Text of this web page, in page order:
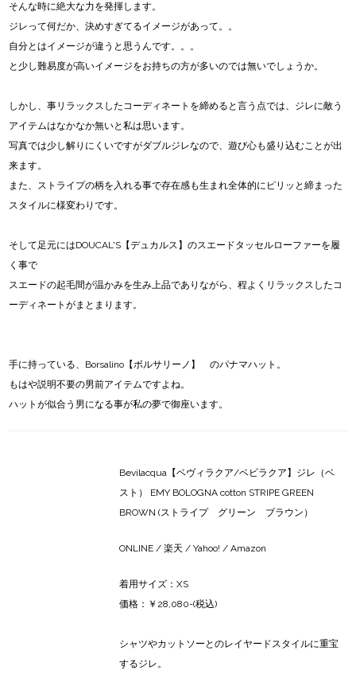
そんな時に絶大な力を発揮します。
ジレって何だか、決めすぎてるイメージがあって。。
自分とはイメージが違うと思うんです。。。
と少し難易度が高いイメージをお持ちの方が多いのでは無いでしょうか。
しかし、事リラックスしたコーディネートを締めると言う点では、ジレに敵う
アイテムはなかなか無いと私は思います。
写真では少し解りにくいですがダブルジレなので、遊び心も盛り込むことが出
来ます。
また、ストライプの柄を入れる事で存在感も生まれ全体的にピリッと締まった
スタイルに様変わりです。
そして足元にはDOUCAL'S【デュカルス】のスエードタッセルローファーを履
く事で
スエードの起毛間が温かみを生み上品でありながら、程よくリラックスしたコ
ーディネートがまとまります。
手に持っている、Borsalino【ボルサリーノ】 のパナマハット。
もはや説明不要の男前アイテムですよね。
ハットが似合う男になる事が私の夢で御座います。
Bevilacqua【ベヴィラクア/ベビラクア】ジレ（ベ
スト） EMY BOLOGNA cotton STRIPE GREEN
BROWN (ストライプ グリーン ブラウン）
ONLINE/楽天 /Yahoo! / Amazon
着用サイズ：XS
価格：￥28,080-(税込)
シャツやカットソーとのレイヤードスタイルに重宝
するジレ。